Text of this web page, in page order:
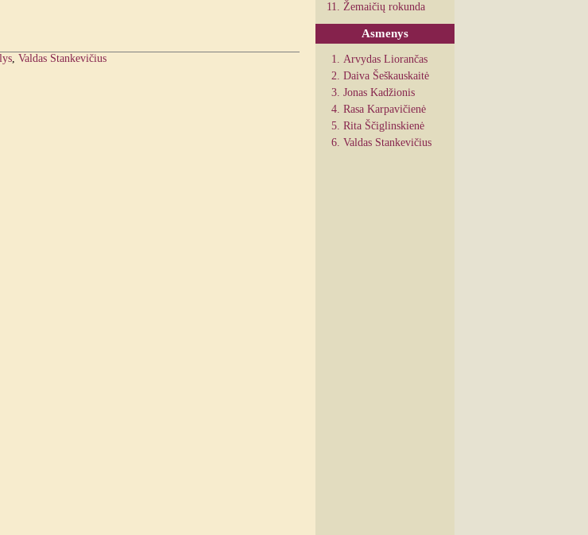
, Valdas Stankevičius
Žemaičių rokunda
Asmenys
Arvydas Liorančas
Daiva Šeškauskaitė
Jonas Kadžionis
Rasa Karpavičienė
Rita Ščiglinskienė
Valdas Stankevičius